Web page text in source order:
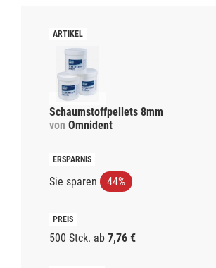
Schaumstoffpellets 8mm
von Omnident
Sie sparen 44%
500 Stck. ab 7,76 €